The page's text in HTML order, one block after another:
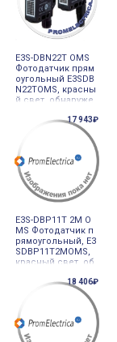
E3S-DBN22T OMS
Фотодатчик прям
оугольный E3SDB
N22TOMS, красны
й свет, обнаруже
объектов, узкий л
уч, многооборотн
ый потенциомет
р, 0-07м, NPN, НО+
НЗ, разъём M12 3
93259 Omron
17 943₽
E3S-DBP11T 2M O
MS Фотодатчик п
рямоугольный, E3
SDBP11T2MOMS,
красный свет, об
ачных объектов,
многооборотный
потенциометр, 0-
45м, PNP, НО+НЗ,
кабель 2м 668066
Omron
18 406₽